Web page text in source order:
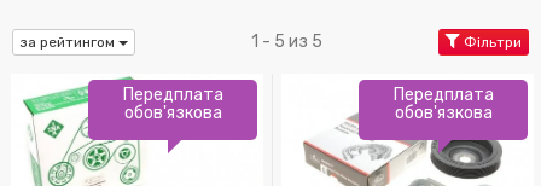
за рейтингом 1 - 5 из 5 Фільтри
Передплата
обов'язкова
Передплата
обов'язкова